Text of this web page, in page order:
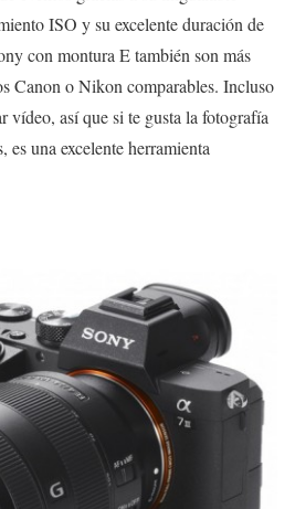
ISO y su excelente duración de
con montura E también son más
Canon o Nikon comparables. Incluso
vídeo, así que si te gusta la fotografía
una excelente herramienta